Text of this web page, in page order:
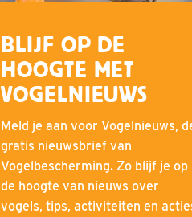
BLIJF OP DE
HOOGTE MET
VOGELNIEUWS
Meld je aan voor Vogelnieuws,
gratis nieuwsbrief van
Vogelbescherming. Zo blijf je op
de hoogte van nieuws over
vogels, tips, activiteiten en